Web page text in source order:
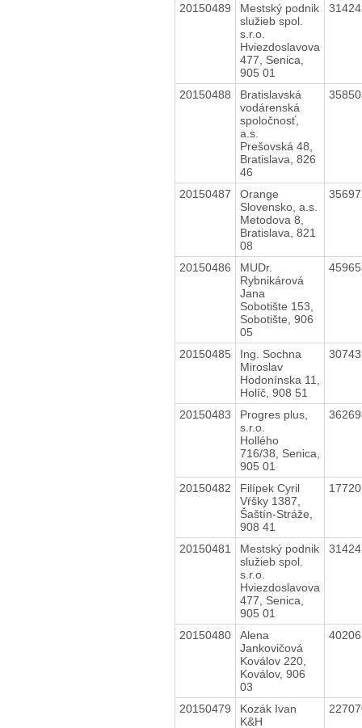
20150489
Mestský podnik
služieb spol.
s.r.o.
Hviezdoslavova
477, Senica,
905 01
20150488
Bratislavská
vodárenská
spoločnosť,
a.s.
Prešovská 48,
Bratislava, 826
46
20150487
Orange
Slovensko, a.s.
Metodova 8,
Bratislava, 821
08
20150486
MUDr.
Rybnikárová
Jana
Sobotište 153,
Sobotište, 906
05
20150485
Ing. Sochna
Miroslav
Hodonínska 11,
Holíč, 908 51
20150483
Progres plus,
s.r.o.
Hollého
716/38, Senica,
905 01
20150482
Filípek Cyril
Vŕšky 1387,
Šaštín-Stráže,
908 41
20150481
Mestský podnik
služieb spol.
s.r.o.
Hviezdoslavova
477, Senica,
905 01
20150480
Alena
Jankovičová
Koválov 220,
Koválov, 906
03
20150479
Kozák Ivan
K&H